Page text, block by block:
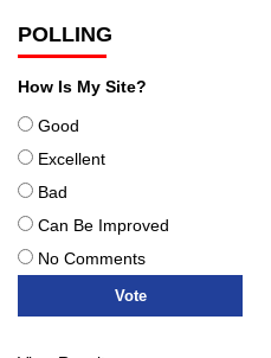
POLLING
How Is My Site?
Good
Excellent
Bad
Can Be Improved
No Comments